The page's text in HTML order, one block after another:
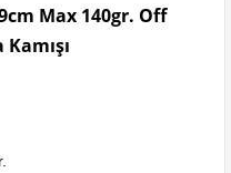
Max 140gr. Off